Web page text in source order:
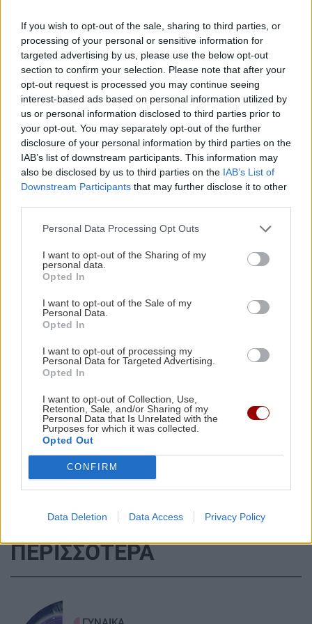
If you wish to opt-out of the sale, sharing to third parties, or
processing of your personal or sensitive information for
targeted advertising by us, please use the below opt-out
section to confirm your selection. Please note that after your
opt-out request is processed you may continue seeing
interest-based ads based on personal information utilized by
us or personal information disclosed to third parties prior to
your opt-out. You may separately opt-out of the further
disclosure of your personal information by third parties on the
IAB’s list of downstream participants. This information may
also be disclosed by us to third parties on the IAB’s List of
Downstream Participants that may further disclose it to other
Personal Data Processing Opt Outs
I want to opt-out of the Sharing of my
personal data.
Opted In
I want to opt-out of the Sale of my
Personal Data.
Opted In
I want to opt-out of processing my
Personal Data for Targeted Advertising.
Opted In
I want to opt-out of Collection, Use,
Retention, Sale, and/or Sharing of my
Personal Data that Is Unrelated with the
Purposes for which it was collected.
Opted Out
CONFIRM
Data Deletion Data Access Privacy Policy
Σκύλος Νύχια Χρώμα
ΡΟΗ ΕΙΔΗΣΕΩΝ
08:00
ΓΥΝΑΙΚΑ
Τα Ζώδια της Πέμπτης
07:55
ΕΛΛΑΔΑ
«μαύρα κουτιά» και οι τελευταίες συνομιλίες
07:44
ΚΟΣΜΟΣ
Ομάν: Διπλή έκρηξη σε τάνκερ στα Στενά του
ΚΡΗΤΗ
Θρίλερ στην Ελούντα: Αστυνομικοί έσωσαν την
τελευταία στιγμή ηλικιωμένο που απειλούσε
να πέσει στο κενό
ΚΟΙΝΩΝΙΑ
απαντούσε», λέει ο 26χρονος που αρνείται ότι
07:23
ΕΛΛΑΔΑ
στην Πρέβεζα
Όλες οι ειδήσεις
ΠΕΡΙΣΣΟΤΕΡΑ